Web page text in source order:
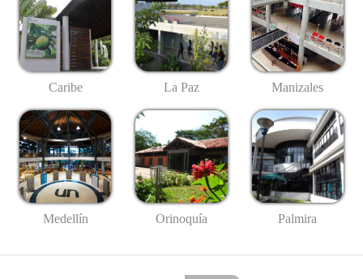
Caribe La Paz Manizales
Medellín Orinoquía Palmira